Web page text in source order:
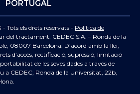
PORTUGAL
Tots els drets reservats - Política de
del tractament: CEDEC S.A. – Ronda de la
08007 Barcelona. D’acord amb la llei,
d’accés, rectificació, supressió, limitació
de les seves dades a través de
a CEDEC, Ronda de la Universitat, 22b,